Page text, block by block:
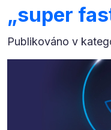
„super
Publikováno v